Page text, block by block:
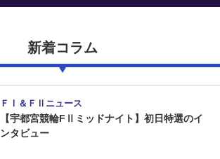
新着コラム
ＦⅠ＆ＦⅡニュース
【宇都宮競輪FⅡミッドナイト】初日特選のイ
ンタビュー